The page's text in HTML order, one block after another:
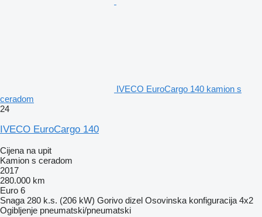
IVECO EuroCargo 140 kamion s
ceradom
24
IVECO EuroCargo 140
Cijena na upit
Kamion s ceradom
2017
280.000 km
Euro 6
Snaga 280 k.s. (206 kW) Gorivo dizel Osovinska konfiguracija 4x2
Ogibljenje pneumatski/pneumatski